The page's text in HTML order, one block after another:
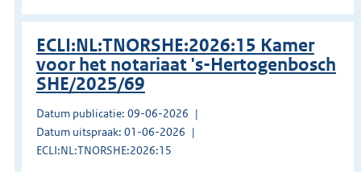
ECLI:NL:TNORSHE:2026:15 Kamer
voor het notariaat 's-Hertogenbosch
SHE/2025/69
Datum publicatie: 09-06-2026
Datum uitspraak: 01-06-2026
ECLI:NL:TNORSHE:2026:15